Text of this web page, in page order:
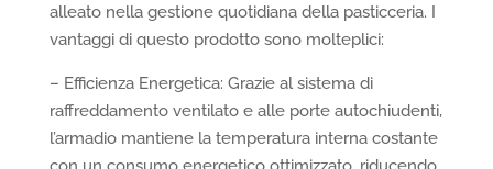
alleato nella gestione quotidiana della pasticceria. I
vantaggi di questo prodotto sono molteplici:
– Efficienza Energetica: Grazie al sistema di
raffreddamento ventilato e alle porte autochiudenti,
l’armadio mantiene la temperatura interna costante